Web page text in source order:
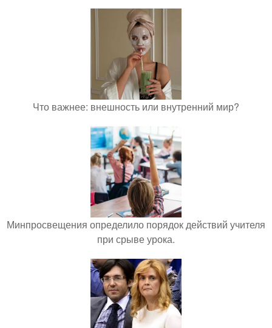
Что важнее: внешность или внутренний мир?
Минпросвещения определило порядок действий учителя
при срыве урока.